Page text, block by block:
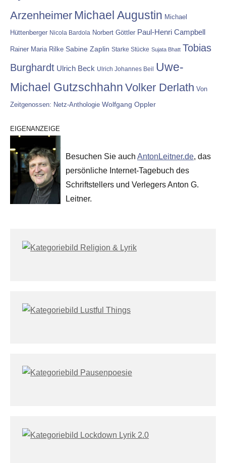
Arzenheimer Michael Augustin Michael
Hüttenberger Nicola Bardola Norbert Göttler Paul-Henri Campbell
Rainer Maria Rilke Sabine Zaplin Starke Stücke Sujata Bhatt Tobias
Burghardt Ulrich Beck Ulrich Johannes Beil Uwe-
Michael Gutzschhahn Volker Derlath Von
Zeitgenossen: Netz-Anthologie Wolfgang Oppler
EIGENANZEIGE
Besuchen Sie auch AntonLeitner.de, das
persönliche Internet-Tagebuch des
Schriftstellers und Verlegers Anton G.
Leitner.